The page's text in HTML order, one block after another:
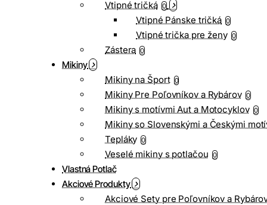
Vtipné tričká 0
Vtipné Pánske tričká 0
Vtipné trička pre ženy 0
Zástera 0
Mikiny
Mikiny na Šport 0
Mikiny Pre Poľovníkov a Rybárov 0
Mikiny s motívmi Aut a Motocyklov 0
Mikiny so Slovenskými a Českými
Tepláky 0
Veselé mikiny s potlačou 0
Vlastná Potlač
Akciové Produkty
Akciové Sety pre Poľovníkov a